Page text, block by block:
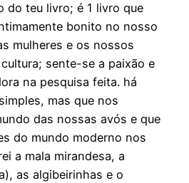
do teu livro; é 1 livro que
bonito no nosso
mulheres e os nossos
sente-se a paixão e
na pesquisa feita. há
mas que nos
das nossas avós e que
do mundo moderno nos
a mala mirandesa, a
as algibeirinhas e o